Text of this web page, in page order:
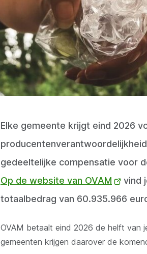
Elke gemeente krijgt eind 2026
gedeeltelijke compensatie voor
Op de website van OVAM
nieuw
vind
totaalbedrag van 60.935.966
OVAM betaalt eind 2026 de helft van
gemeenten krijgen daarover de